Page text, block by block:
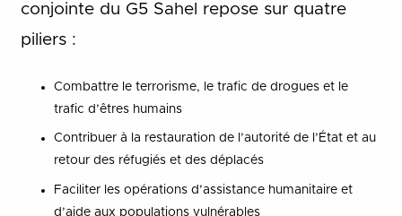
conjointe du G5 Sahel repose sur quatre
piliers :
Combattre le terrorisme, le trafic de drogues et le
trafic d’êtres humains
Contribuer à la restauration de l’autorité de l’État et au
retour des réfugiés et des déplacés
Faciliter les opérations d’assistance humanitaire et
d’aide aux populations vulnérables